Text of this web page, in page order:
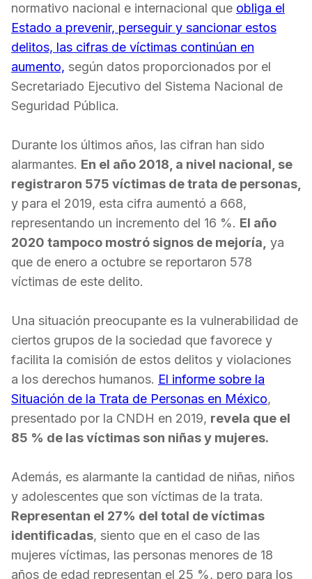
normativo nacional e internacional que obliga el
Estado a prevenir, perseguir y sancionar estos
delitos, las cifras de víctimas continúan en
aumento, según datos proporcionados por el
Secretariado Ejecutivo del Sistema Nacional de
Seguridad Pública.
Durante los últimos años, las cifran han sido
alarmantes. En el año 2018, a nivel nacional, se
registraron 575 víctimas de trata de personas,
y para el 2019, esta cifra aumentó a 668,
representando un incremento del 16 %. El año
2020 tampoco mostró signos de mejoría, ya
que de enero a octubre se reportaron 578
víctimas de este delito.
Una situación preocupante es la vulnerabilidad de
ciertos grupos de la sociedad que favorece y
facilita la comisión de estos delitos y violaciones
a los derechos humanos. El informe sobre la
Situación de la Trata de Personas en México,
presentado por la CNDH en 2019, revela que el
85 % de las víctimas son niñas y mujeres.
Además, es alarmante la cantidad de niñas, niños
y adolescentes que son víctimas de la trata.
Representan el 27% del total de víctimas
identificadas, siento que en el caso de las
mujeres víctimas, las personas menores de 18
años de edad representan el 25 %, pero para los